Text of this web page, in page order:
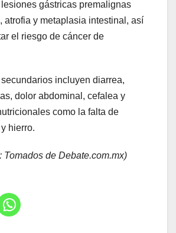
gástricas premalignas
atrofia y metaplasia intestinal, así
el riesgo de cáncer de
incluyen diarrea,
dolor abdominal, cefalea y
como la falta de
hierro.
Tomados de Debate.com.mx)